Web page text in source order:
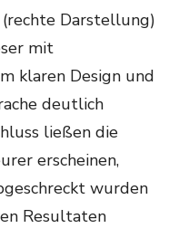
Darstellung)
mit
klaren Design und
deutlich
ließen die
erscheinen,
wurden
Resultaten